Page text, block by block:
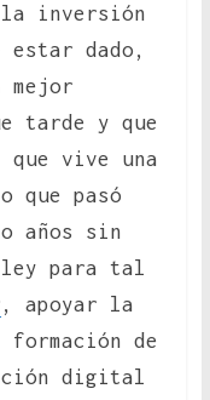
la inversión
estar dado,
mejor
tarde y que
vive una
que pasó
años sin
ley para tal
, apoyar la
de
digital